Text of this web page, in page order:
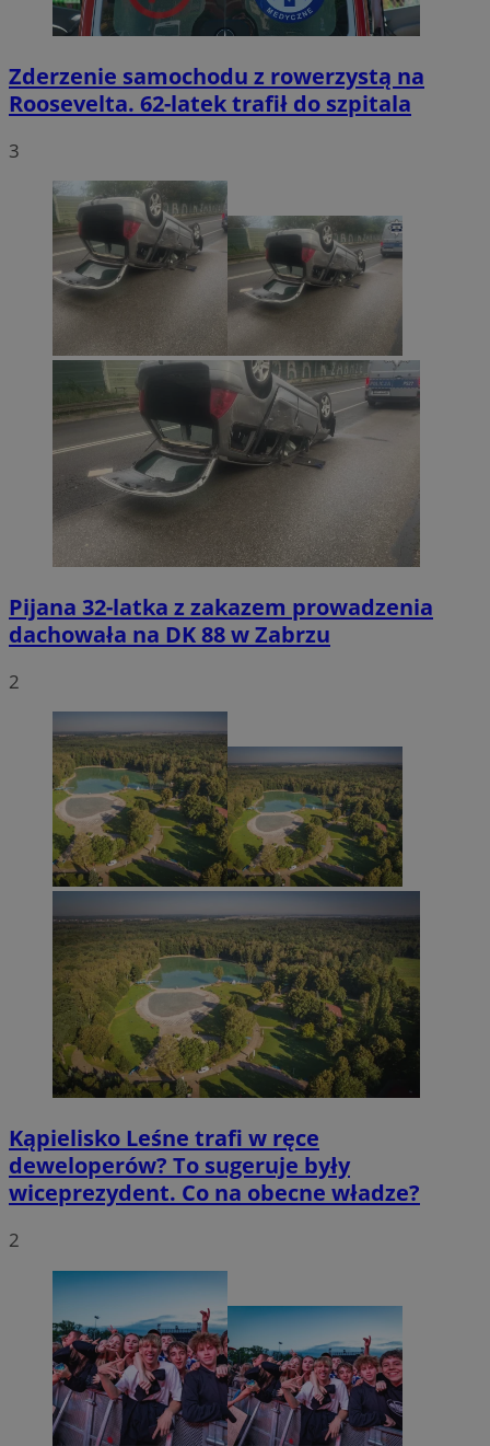
Zderzenie samochodu z rowerzystą na
Roosevelta. 62-latek trafił do szpitala
3
Pijana 32-latka z zakazem prowadzenia
dachowała na DK 88 w Zabrzu
2
Kąpielisko Leśne trafi w ręce
deweloperów? To sugeruje były
wiceprezydent. Co na obecne władze?
2